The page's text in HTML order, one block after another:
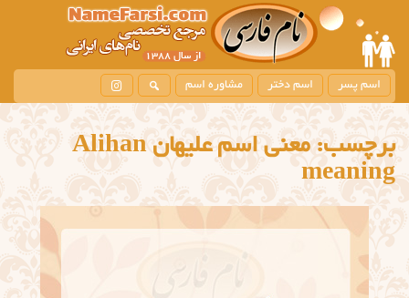
m
i
c
n
t
اسم پسر اسم دختر مشاوره اسم
برچسب:
معني اسم عليهان Alihan
meaning